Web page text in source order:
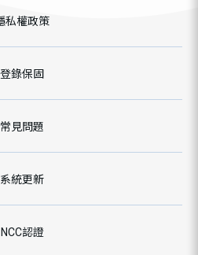
私權政策
登錄保固
常見問題
系統更新
NCC認證